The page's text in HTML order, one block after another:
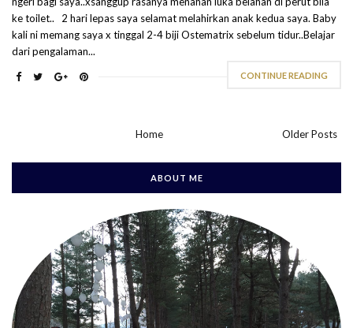
ke toilet.. 2 hari lepas saya selamat melahirkan anak kedua saya. Baby
kali ni memang saya x tinggal 2-4 biji Ostematrix sebelum tidur..Belajar
dari pengalaman...
CONTINUE READING
Older Posts
Home
ABOUT ME